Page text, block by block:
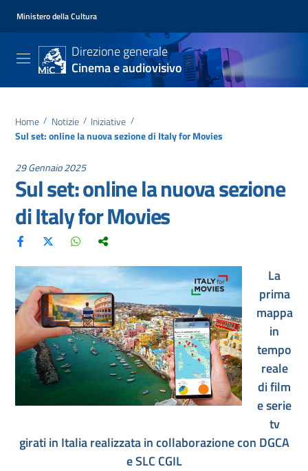
Ministero della Cultura
Direzione generale
Cinema e audiovisivo
Home / Notizie / Iniziative /
Sul set: online la nuova sezione di Italy for Movies
29 Gennaio 2025
Sul set: online la nuova sezione
di Italy for Movies
La
prima
mappa
in
tempo
reale
di film
e serie
tv
girati in Italia realizzata in collaborazione con DGCA
e SLC CGIL